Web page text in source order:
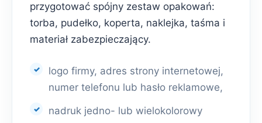
przygotować spójny zestaw opakowań:
torba, pudełko, koperta, naklejka, taśma i
materiał zabezpieczający.
logo firmy, adres strony internetowej,
numer telefonu lub hasło reklamowe,
nadruk jedno- lub wielokolorowy